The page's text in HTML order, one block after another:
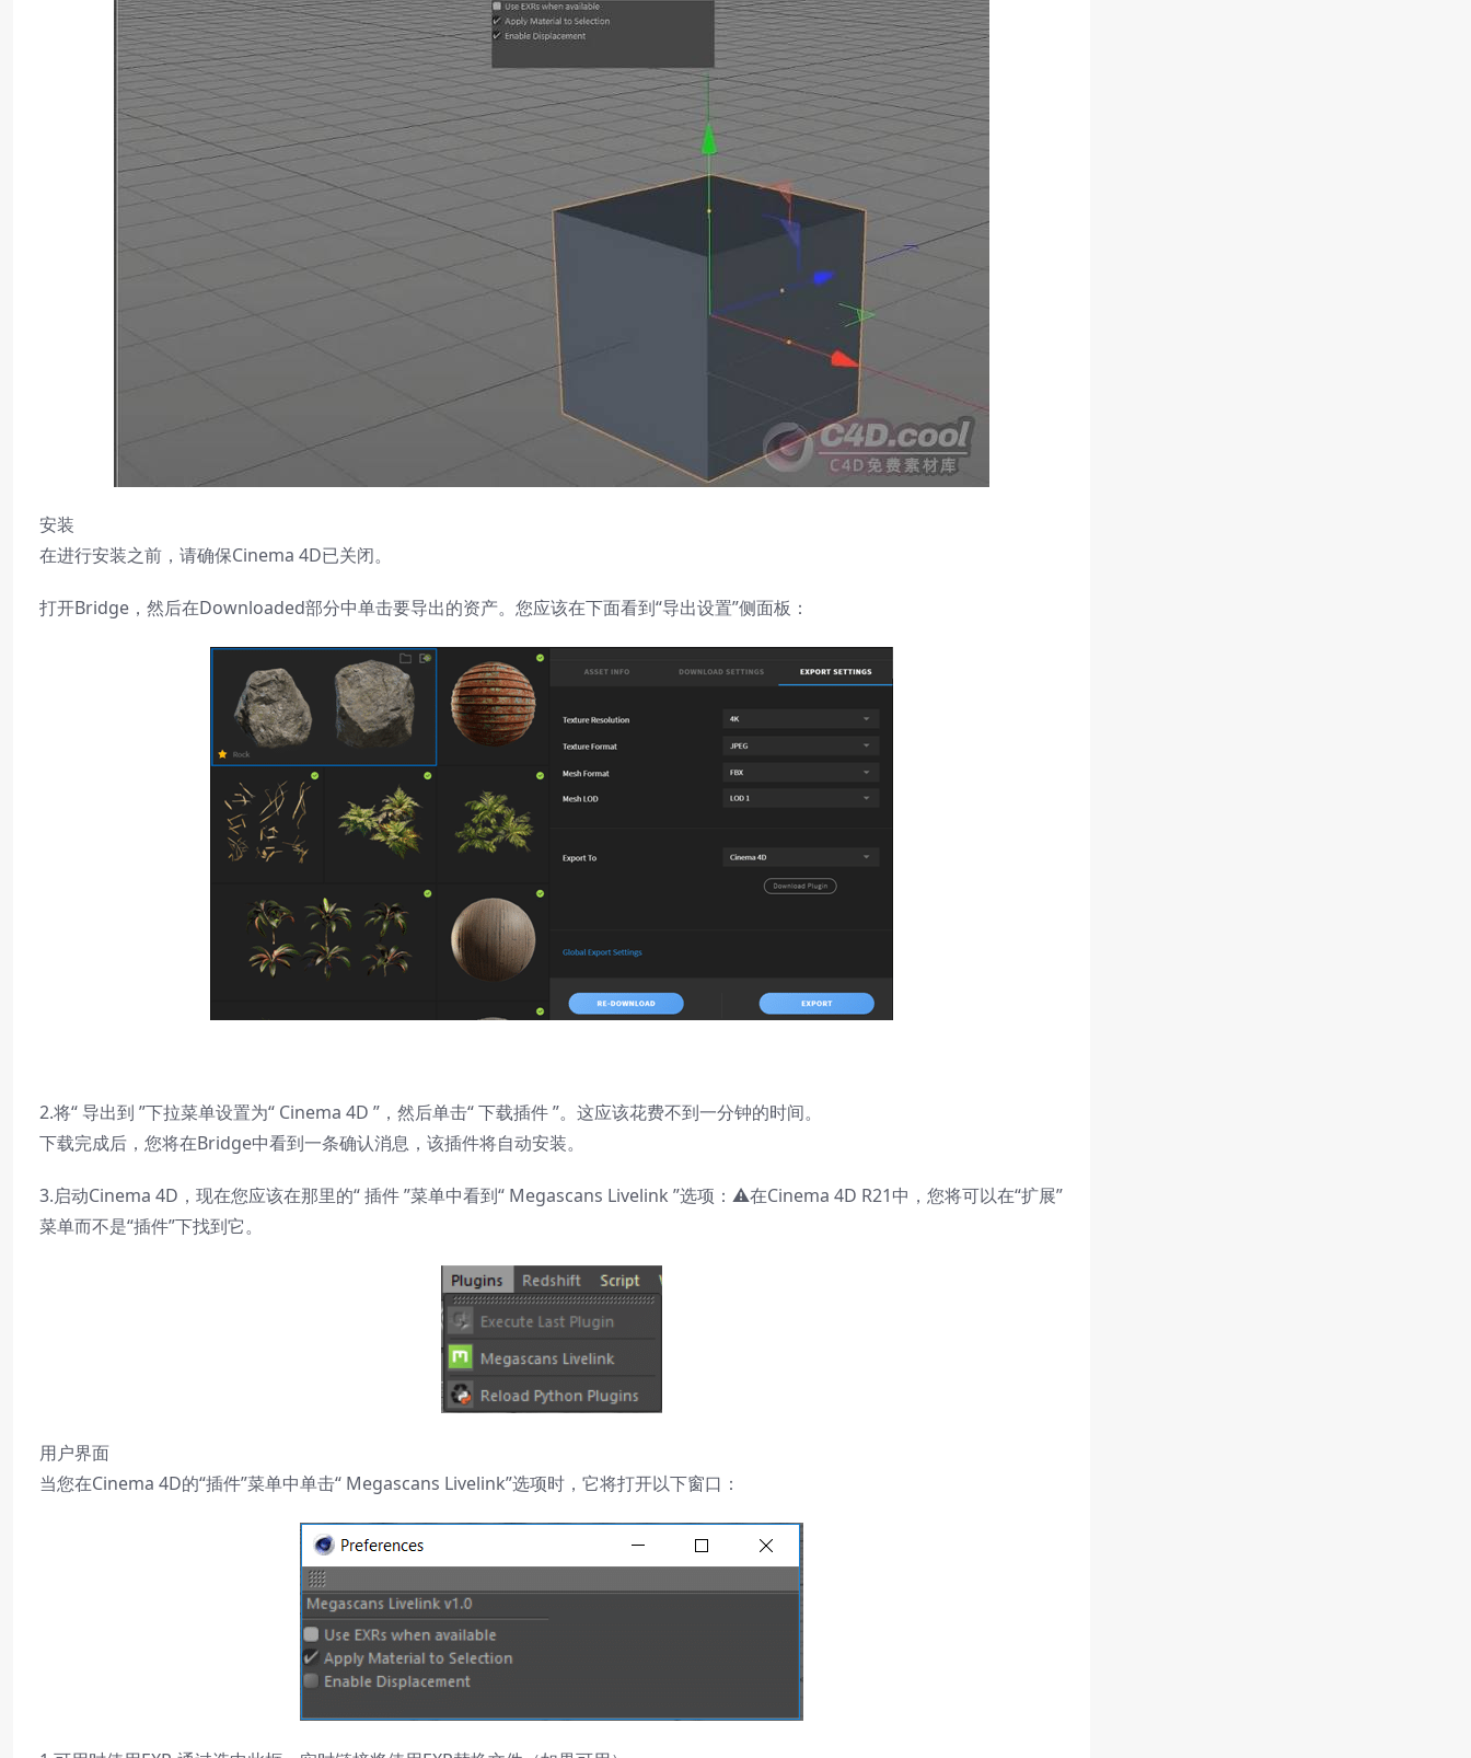
安装
在进行安装之前，请确保Cinema 4D已关闭。
打开Bridge，然后在Downloaded部分中单击要导出的资产。您应该在下面看到“导出设置”侧面板：
2.将“ 导出到 ”下拉菜单设置为“ Cinema 4D ”，然后单击“ 下载插件 ”。这应该花费不到一分钟的时间。
下载完成后，您将在Bridge中看到一条确认消息，该插件将自动安装。
3.启动Cinema 4D，现在您应该在那里的“ 插件 ”菜单中看到“ Megascans Livelink ”选项：⚠️在Cinema 4D R21中，您将可以在“扩展”
菜单而不是“插件”下找到它。
用户界面
当您在Cinema 4D的“插件”菜单中单击“ Megascans Livelink”选项时，它将打开以下窗口：